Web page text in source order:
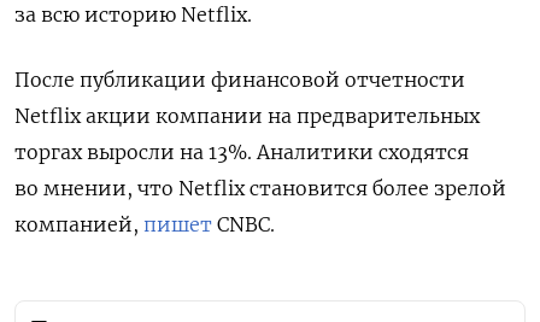
за всю историю Netflix.
После публикации финансовой отчетности
Netflix акции компании на предварительных
торгах выросли на 13%. Аналитики сходятся
во мнении, что Netflix становится более зрелой
компанией, пишет CNBC.